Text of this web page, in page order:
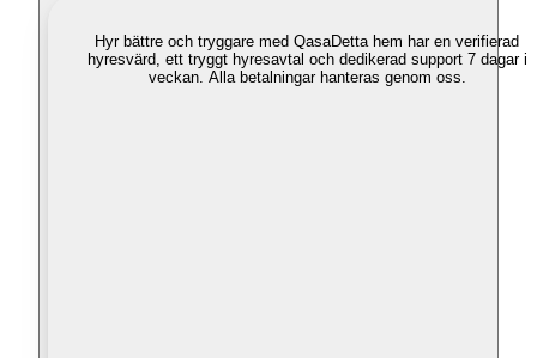
Hyr bättre och tryggare med QasaDetta hem har en verifierad
hyresvärd, ett tryggt hyresavtal och dedikerad support 7 dagar i
veckan. Alla betalningar hanteras genom oss.